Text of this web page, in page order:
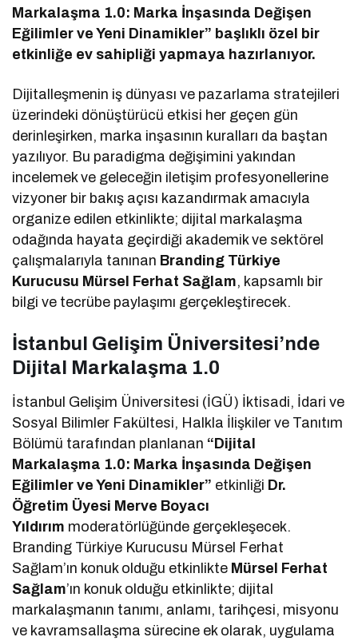
Markalaşma 1.0: Marka İnşasında Değişen
Eğilimler ve Yeni Dinamikler” başlıklı özel bir
etkinliğe ev sahipliği yapmaya hazırlanıyor.
Dijitalleşmenin iş dünyası ve pazarlama stratejileri
üzerindeki dönüştürücü etkisi her geçen gün
derinleşirken, marka inşasının kuralları da baştan
yazılıyor. Bu paradigma değişimini yakından
incelemek ve geleceğin iletişim profesyonellerine
vizyoner bir bakış açısı kazandırmak amacıyla
organize edilen etkinlikte; dijital markalaşma
odağında hayata geçirdiği akademik ve sektörel
çalışmalarıyla tanınan Branding Türkiye
Kurucusu Mürsel Ferhat Sağlam, kapsamlı bir
bilgi ve tecrübe paylaşımı gerçekleştirecek.
İstanbul Gelişim Üniversitesi’nde
Dijital Markalaşma 1.0
İstanbul Gelişim Üniversitesi (İGÜ) İktisadi, İdari ve
Sosyal Bilimler Fakültesi, Halkla İlişkiler ve Tanıtım
Bölümü tarafından planlanan “Dijital
Markalaşma 1.0: Marka İnşasında Değişen
Eğilimler ve Yeni Dinamikler” etkinliği Dr.
Öğretim Üyesi Merve Boyacı
Yıldırım moderatörlüğünde gerçekleşecek.
Branding Türkiye Kurucusu Mürsel Ferhat
Sağlam’ın konuk olduğu etkinlikte Mürsel Ferhat
Sağlam’ın konuk olduğu etkinlikte; dijital
markalaşmanın tanımı, anlamı, tarihçesi, misyonu
ve kavramsallaşma sürecine ek olarak, uygulama